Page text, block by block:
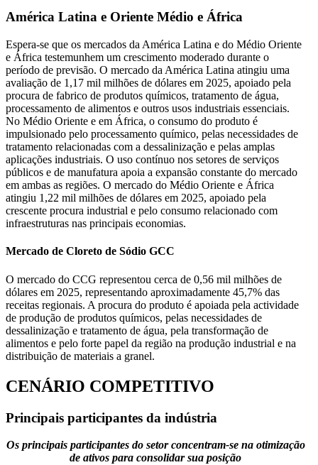
América Latina e Oriente Médio e África
Espera-se que os mercados da América Latina e do Médio Oriente
e África testemunhem um crescimento moderado durante o
período de previsão. O mercado da América Latina atingiu uma
avaliação de 1,17 mil milhões de dólares em 2025, apoiado pela
procura de fabrico de produtos químicos, tratamento de água,
processamento de alimentos e outros usos industriais essenciais.
No Médio Oriente e em África, o consumo do produto é
impulsionado pelo processamento químico, pelas necessidades de
tratamento relacionadas com a dessalinização e pelas amplas
aplicações industriais. O uso contínuo nos setores de serviços
públicos e de manufatura apoia a expansão constante do mercado
em ambas as regiões. O mercado do Médio Oriente e África
atingiu 1,22 mil milhões de dólares em 2025, apoiado pela
crescente procura industrial e pelo consumo relacionado com
infraestruturas nas principais economias.
Mercado de Cloreto de Sódio GCC
O mercado do CCG representou cerca de 0,56 mil milhões de
dólares em 2025, representando aproximadamente 45,7% das
receitas regionais. A procura do produto é apoiada pela actividade
de produção de produtos químicos, pelas necessidades de
dessalinização e tratamento de água, pela transformação de
alimentos e pelo forte papel da região na produção industrial e na
distribuição de materiais a granel.
CENÁRIO COMPETITIVO
Principais participantes da indústria
Os principais participantes do setor concentram-se na otimização
de ativos para consolidar sua posição